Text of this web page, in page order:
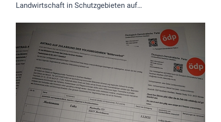
Landwirtschaft in Schutzgebieten auf…